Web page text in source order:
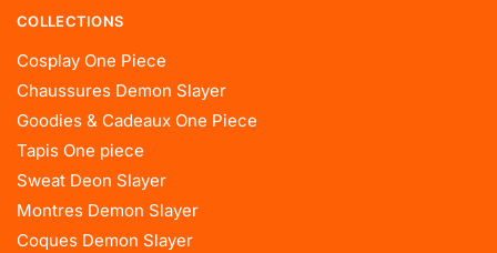
COLLECTIONS
Cosplay One Piece
Chaussures Demon Slayer
Goodies & Cadeaux One Piece
Tapis One piece
Sweat Deon Slayer
Montres Demon Slayer
Coques Demon Slayer